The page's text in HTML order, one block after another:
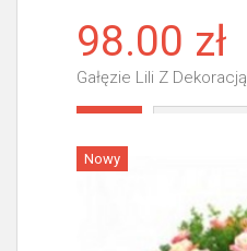
98.00 zł
Gałęzie Lili Z Dekoracją
Nowy